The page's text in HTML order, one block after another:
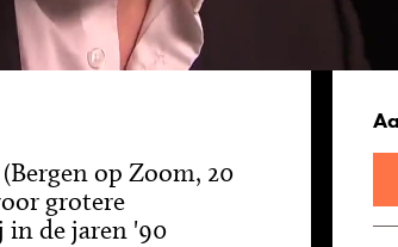
op Zoom, 20
grotere
in de jaren '90